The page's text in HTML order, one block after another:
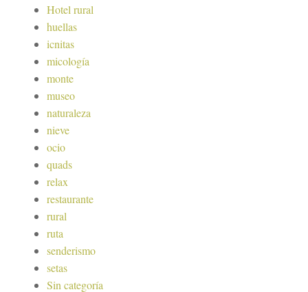
Hotel rural
huellas
icnitas
micología
monte
museo
naturaleza
nieve
ocio
quads
relax
restaurante
rural
ruta
senderismo
setas
Sin categoría